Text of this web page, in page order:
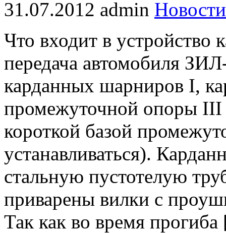
31.07.2012 admin Новости
Что входит в устройство
передача автомобиля
карданных шарниров I,
промежуточной опоры III
короткой базой
устанавливаться).
стальную пустотелую
приварены вилки с
Так как во время